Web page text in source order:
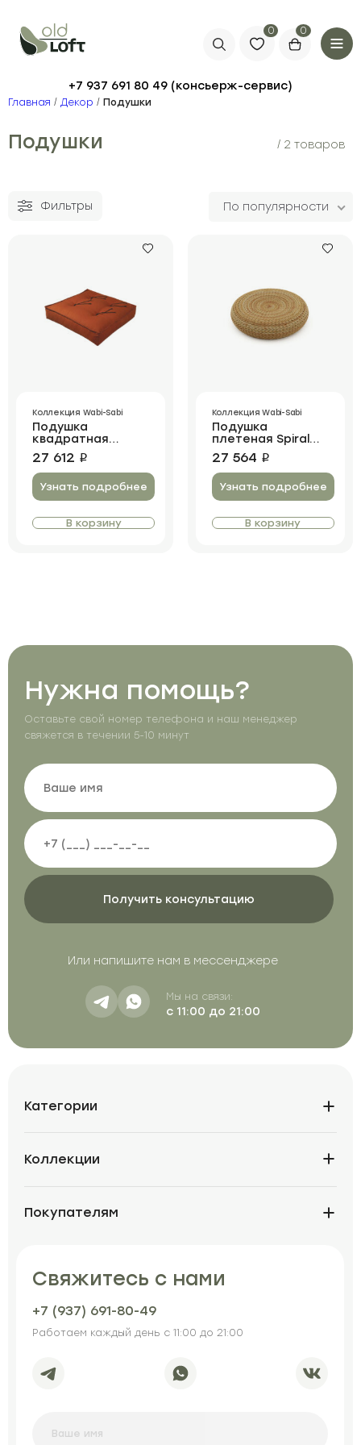
+7 937 691 80 49
0
Главная / Декор / Подушки
Подушки / 2 товаров
По популярности
Фильтры
Подушка
квадратная
Chocolate Pillow
Коллекция Wabi-Sabi
27 612 i
Узнать подробнее
В корзину
Подушка
плетеная Spiral
Natural rattan
Коллекция Wabi-Sabi
27 564 i
Узнать подробнее
В корзину
Нужна помощь?
Оставьте свой номер телефона и наш менеджер
свяжется в течении 5-10 минут
Или напишите нам в мессенджере
Мы на связи:
с 11:00 до 21:00
Категории
Коллекции
Покупателям
Свяжитесь с нами
+7 (937) 691-80-49
Работаем каждый день с 11:00 до 21:00